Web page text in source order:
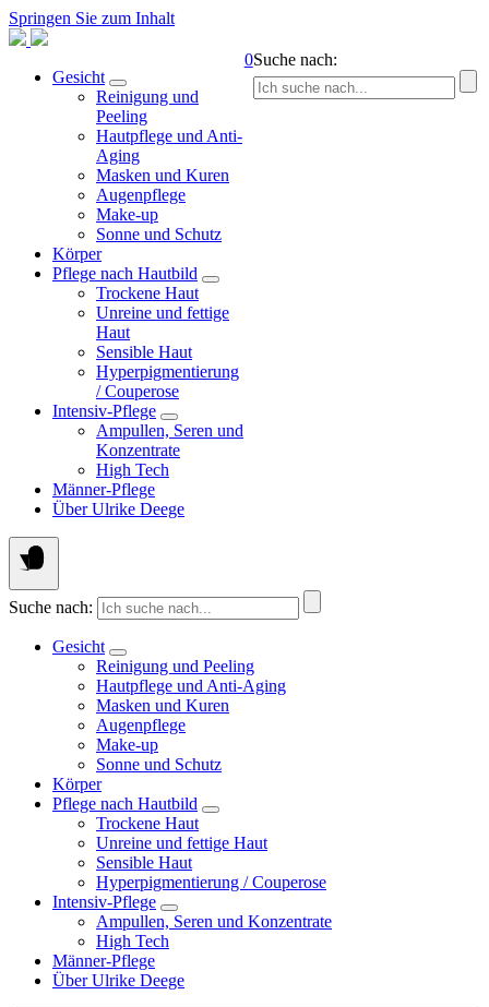
Springen Sie zum Inhalt
Gesicht
Reinigung und
Peeling
Hautpflege und Anti-
Aging
Masken und Kuren
Augenpflege
Make-up
Sonne und Schutz
Körper
Pflege nach Hautbild
Trockene Haut
Unreine und fettige
Haut
Sensible Haut
Hyperpigmentierung
/ Couperose
Intensiv-Pflege
Ampullen, Seren und
Konzentrate
High Tech
Männer-Pflege
Über Ulrike Deege
0Suche nach:
Suche nach:
Gesicht
Reinigung und Peeling
Hautpflege und Anti-Aging
Masken und Kuren
Augenpflege
Make-up
Sonne und Schutz
Körper
Pflege nach Hautbild
Trockene Haut
Unreine und fettige Haut
Sensible Haut
Hyperpigmentierung / Couperose
Intensiv-Pflege
Ampullen, Seren und Konzentrate
High Tech
Männer-Pflege
Über Ulrike Deege